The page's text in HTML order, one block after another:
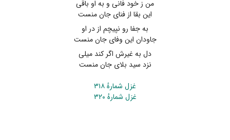
من ز خود فانی و به او باقی
این بقا از فنای جان منست
به جفا رو نپیچم از در او
جاودان این وفای جان منست
دل به غیرش اگر کند میلی
نزد سید بلای جان منست
غزل شمارهٔ ۳۱۸
غزل شمارهٔ ۳۲۰